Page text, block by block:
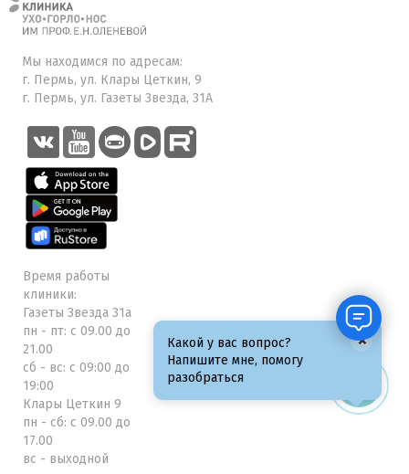
Мы находимся по адресам:
г. Пермь, ул. Клары Цеткин, 9
г. Пермь, ул. Газеты Звезда, 31А
Время работы
клиники:
Газеты Звезда 31а
пн - пт: с 09.00 до
21.00
сб - вс: с 09:00 до
19:00
Клары Цеткин 9
пн - сб: с 09.00 до
17.00
вс - выходной
Какой у вас вопрос?
Напишите мне, помогу
разобраться
×